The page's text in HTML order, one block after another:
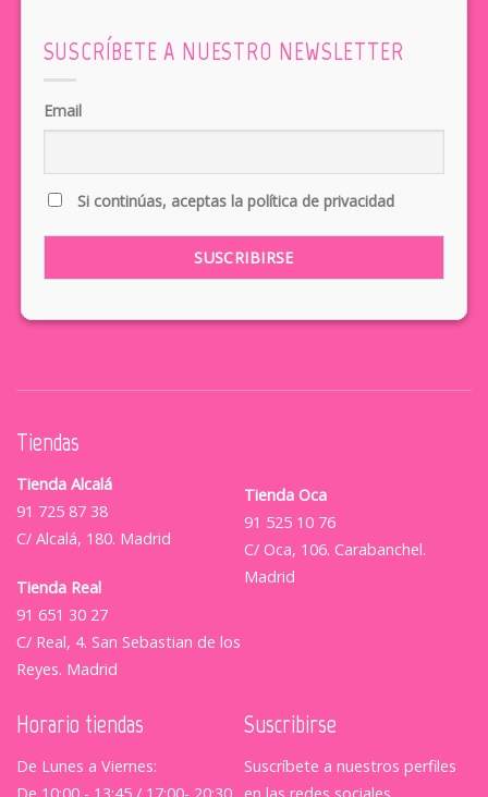
SUSCRÍBETE A NUESTRO NEWSLETTER
Email
Si continúas, aceptas la política de privacidad
Tiendas
Tienda Alcalá
91 725 87 38
C/ Alcalá, 180. Madrid
Tienda Real
91 651 30 27
C/ Real, 4. San Sebastian de los
Reyes. Madrid
Tienda Oca
91 525 10 76
C/ Oca, 106. Carabanchel.
Madrid
Horario tiendas
De Lunes a Viernes:
Suscribirse
Suscríbete a nuestros perfiles